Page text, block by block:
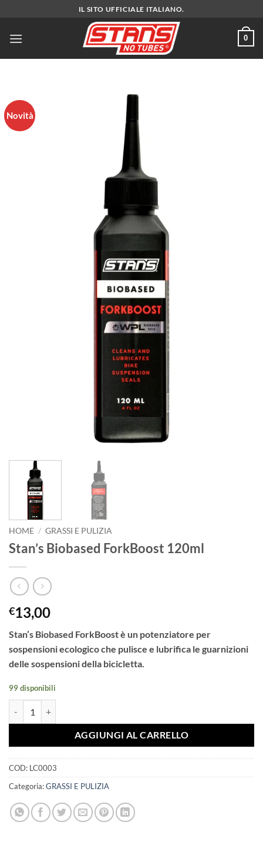
contenuti
IL SITO UFFICIALE ITALIANO.
0
Novità
HOME / GRASSI E PULIZIA
Stan’s Biobased ForkBoost 120ml
€13,00
Stan’s Biobased ForkBoost è un potenziatore per
sospensioni ecologico che pulisce e lubrifica le guarnizioni
delle sospensioni della bicicletta.
99 disponibili
AGGIUNGI AL CARRELLO
COD: LC0003
Categoria:GRASSI E PULIZIA